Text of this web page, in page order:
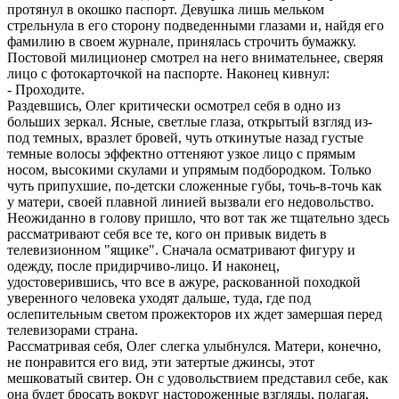
протянул в окошко паспорт. Девушка лишь мельком
стрельнула в его сторону подведенными глазами и, найдя его
фамилию в своем журнале, принялась строчить бумажку.
Постовой милиционер смотрел на него внимательнее, сверяя
лицо с фотокарточкой на паспорте. Наконец кивнул:
- Проходите.
Раздевшись, Олег критически осмотрел себя в одно из
больших зеркал. Ясные, светлые глаза, открытый взгляд из-
под темных, вразлет бровей, чуть откинутые назад густые
темные волосы эффектно оттеняют узкое лицо с прямым
носом, высокими скулами и упрямым подбородком. Только
чуть припухшие, по-детски сложенные губы, точь-в-точь как
у матери, своей плавной линией вызвали его недовольство.
Неожиданно в голову пришло, что вот так же тщательно здесь
рассматривают себя все те, кого он привык видеть в
телевизионном "ящике". Сначала осматривают фигуру и
одежду, после придирчиво-лицо. И наконец,
удостоверившись, что все в ажуре, раскованной походкой
уверенного человека уходят дальше, туда, где под
ослепительным светом прожекторов их ждет замершая перед
телевизорами страна.
Рассматривая себя, Олег слегка улыбнулся. Матери, конечно,
не понравится его вид, эти затертые джинсы, этот
мешковатый свитер. Он с удовольствием представил себе, как
она будет бросать вокруг настороженные взгляды, полагая,